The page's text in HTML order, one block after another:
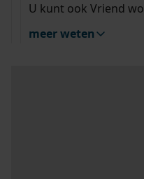
U kunt ook Vriend
meer weten